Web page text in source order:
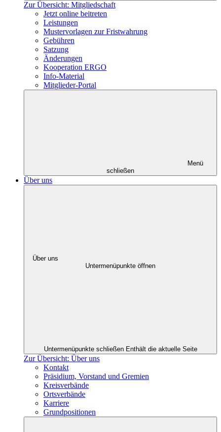
Zur Übersicht: Mitgliedschaft
Jetzt online beitreten
Leistungen
Mustervorlagen zur Fristwahrung
Gebühren
Satzung
Änderungen
Kooperation ERGO
Info-Material
Mitglieder-Portal
Menü
schließen
Über uns
Über uns
Untermenüpunkte öffnen
Untermenüpunkte schließen Enthält die aktuelle Seite
Zur Übersicht: Über uns
Kontakt
Präsidium, Vorstand und Gremien
Kreisverbände
Ortsverbände
Karriere
Grundpositionen